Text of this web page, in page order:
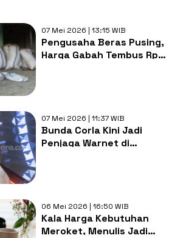
07 Mei 2026 | 13:15 WIB
Pengusaha Beras Pusing,
Harga Gabah Tembus Rp
07 Mei 2026 | 11:37 WIB
Bunda Corla Kini Jadi
Penjaga Warnet di
06 Mei 2026 | 16:50 WIB
Kala Harga Kebutuhan
Meroket, Menulis Jadi